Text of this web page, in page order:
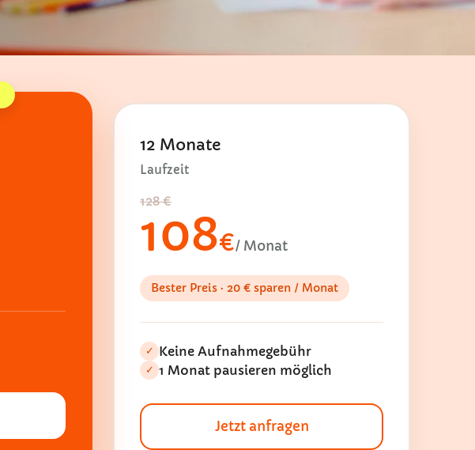
12 Monate
Laufzeit
128 €
108€/ Monat
Bester Preis · 20 € sparen / Monat
✓ Keine Aufnahmegebühr
✓ 1 Monat pausieren möglich
Jetzt anfragen